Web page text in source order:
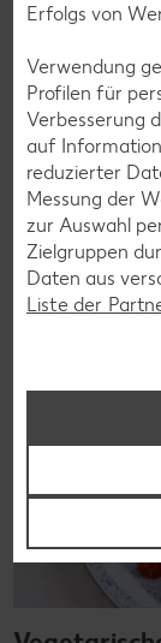
denn es geht
bringen Vielfalt
Genießer, für
Erfolgs von
Verwendung
Profilen für
Verbesserung
auf
reduzierter
Messung der
zur Auswahl
Zielgruppen
Daten aus
Liste der